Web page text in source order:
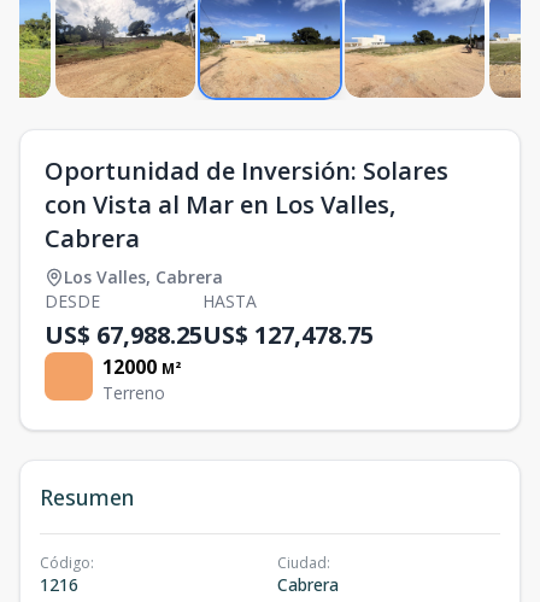
Oportunidad de Inversión: Solares
con Vista al Mar en Los Valles,
Cabrera
Los Valles, Cabrera
DESDE
US$ 67,988.25
HASTA
US$ 127,478.75
12000 M²
Terreno
Resumen
Código:
1216
Ciudad:
Cabrera